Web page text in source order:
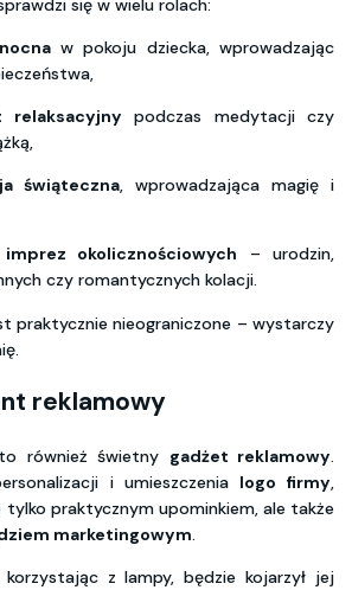
się w wielu rolach:
w pokoju dziecka, wprowadzając
relaksacyjny podczas medytacji czy
świąteczna, wprowadzająca magię i
okolicznościowych – urodzin,
czy romantycznych kolacji.
praktycznie nieograniczone – wystarczy
reklamowy
również świetny gadżet reklamowy
i umieszczenia logo firmy
praktycznym upominkiem, ale także
marketingowym
korzystając z lampy, będzie kojarzył jej